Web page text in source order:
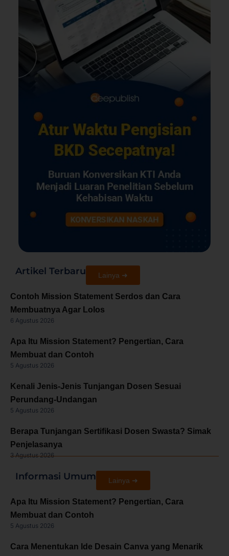
Artikel Terbaru Lainya ➜
Contoh Mission Statement Serdos dan Cara
Membuatnya Agar Lolos
6 Agustus 2026
Apa Itu Mission Statement? Pengertian, Cara
Membuat dan Contoh
5 Agustus 2026
Kenali Jenis-Jenis Tunjangan Dosen Sesuai
Perundang-Undangan
5 Agustus 2026
Berapa Tunjangan Sertifikasi Dosen Swasta? Simak
Penjelasanya
3 Agustus 2026
Informasi Umum Lainya ➜
Apa Itu Mission Statement? Pengertian, Cara
Membuat dan Contoh
5 Agustus 2026
Cara Menentukan Ide Desain Canva yang Menarik